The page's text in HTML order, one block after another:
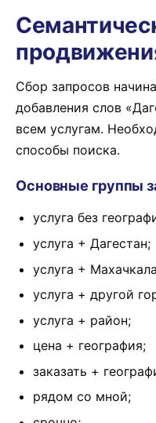
Сбор запросов
добавления слов
всем услугам.
способы поиска.
Основные группы
услуга без
услуга + Дагестан;
услуга +
услуга + другой
услуга + район;
цена + география;
заказать +
рядом со мной;